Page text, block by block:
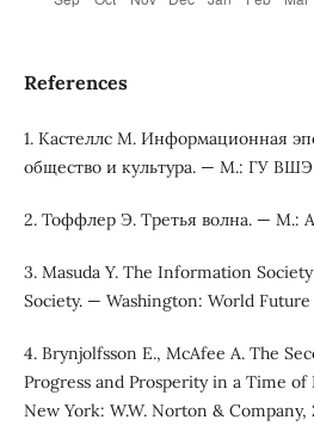
References
1. Кастеллс М. Информационная
общество и культура. — М.: ГУ
2. Тоффлер Э. Третья волна. — М.:
3. Masuda Y. The Information
Society. — Washington: World Future
4. Brynjolfsson E., McAfee A. The
Progress and Prosperity in a Time
New York: W.W. Norton & Company,